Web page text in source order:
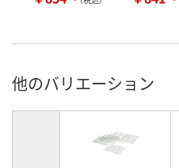
他のバリエーション